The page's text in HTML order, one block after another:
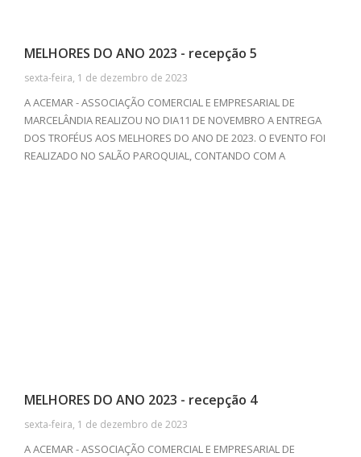
MELHORES DO ANO 2023 - recepção 5
sexta-feira, 1 de dezembro de 2023
A ACEMAR - ASSOCIAÇÃO COMERCIAL E EMPRESARIAL DE
MARCELÂNDIA REALIZOU NO DIA11 DE NOVEMBRO A ENTREGA
DOS TROFÉUS AOS MELHORES DO ANO DE 2023. O EVENTO FOI
REALIZADO NO SALÃO PAROQUIAL, CONTANDO COM A
MELHORES DO ANO 2023 - recepção 4
sexta-feira, 1 de dezembro de 2023
A ACEMAR - ASSOCIAÇÃO COMERCIAL E EMPRESARIAL DE